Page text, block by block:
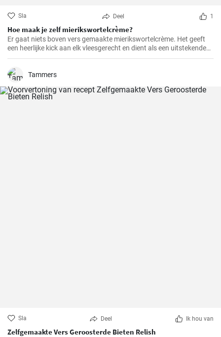
Sla Deel 1
Hoe maak je zelf mierikswortelcrème?
Er gaat niets boven vers gemaakte mierikswortelcrème. Het geeft
een heerlijke kick aan elk vleesgerecht en dient als een uitstekende
smaakmaker voor sandwiches.
Tammers
Sla Deel Ik hou van
Zelfgemaakte Vers Geroosterde Bieten Relish